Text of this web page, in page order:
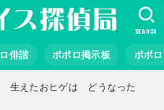
俳諧 ポポロ掲示板 ポポ
SEARCH
生えたおヒゲは どうなった